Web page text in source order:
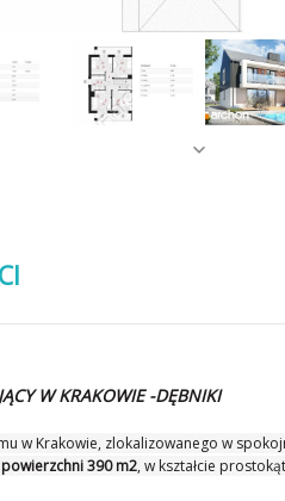
W KRAKOWIE -DĘBNIKI
w Krakowie, zlokalizowanego w
390 m2, w kształcie